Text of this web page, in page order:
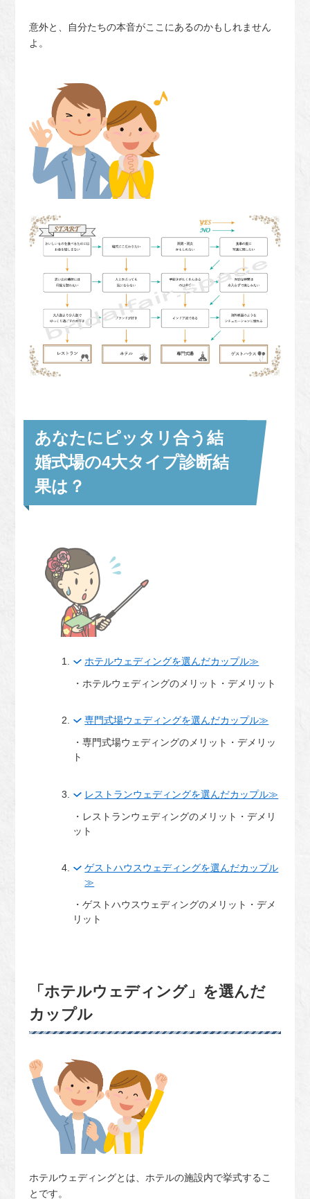
意外と、自分たちの本音がここにあるのかもしれません
よ。
あなたにピッタリ合う結
婚式場の4大タイプ診断結
果は？
ホテルウェディングを選んだカップル≫
・ホテルウェディングのメリット・デメリット
専門式場ウェディングを選んだカップル≫
・専門式場ウェディングのメリット・デメリッ
ト
レストランウェディングを選んだカップル≫
・レストランウェディングのメリット・デメリ
ット
ゲストハウスウェディングを選んだカップル
≫
・ゲストハウスウェディングのメリット・デメ
リット
「ホテルウェディング」を選んだ
カップル
ホテルウェディングとは、ホテルの施設内で挙式するこ
とです。